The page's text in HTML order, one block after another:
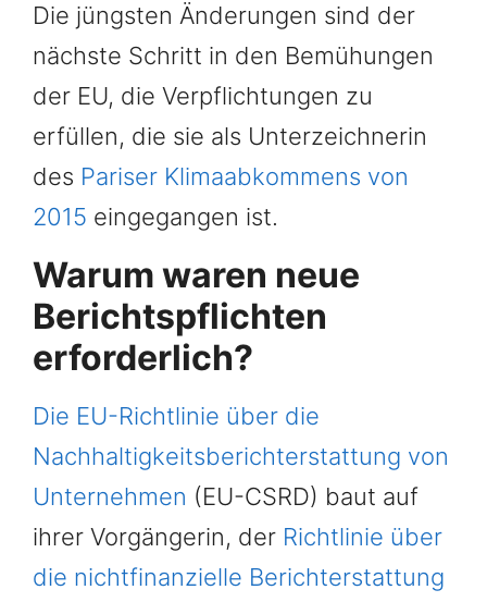
Die jüngsten Änderungen sind der
nächste Schritt in den Bemühungen
der EU, die Verpflichtungen zu
erfüllen, die sie als Unterzeichnerin
des Pariser Klimaabkommens von
2015 eingegangen ist.
Warum waren neue
Berichtspflichten
erforderlich?
Die EU-Richtlinie über die
Nachhaltigkeitsberichterstattung von
Unternehmen (EU-CSRD) baut auf
ihrer Vorgängerin, der Richtlinie über
die nichtfinanzielle Berichterstattung